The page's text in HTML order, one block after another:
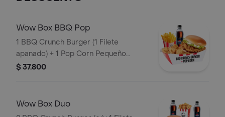
Wow Box BBQ Pop
1 BBQ Crunch Burger (1 Filete
apanado) + 1 Pop Corn Pequeño
(Trocitos de pechuga pollo apanados)
$ 37.800
Wow Box Duo